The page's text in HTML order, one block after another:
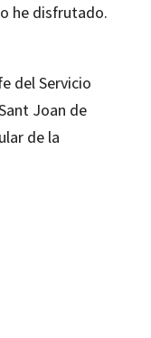
he disfrutado.
del Servicio
Joan de
de la